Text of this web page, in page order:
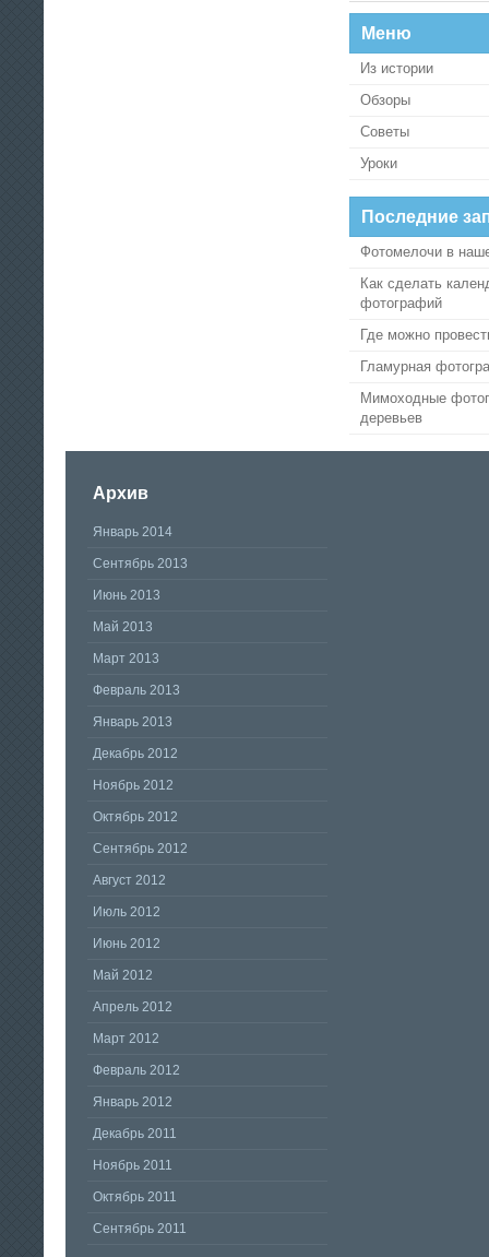
Меню
Из истории
Обзоры
Советы
Уроки
Последние
Фотомелочи в
Как сделать
фотографий
Где можно
Гламурная
Мимоходные
деревьев
Архив
Январь 2014
Сентябрь 2013
Июнь 2013
Май 2013
Март 2013
Февраль 2013
Январь 2013
Декабрь 2012
Ноябрь 2012
Октябрь 2012
Сентябрь 2012
Август 2012
Июль 2012
Июнь 2012
Май 2012
Апрель 2012
Март 2012
Февраль 2012
Январь 2012
Декабрь 2011
Ноябрь 2011
Октябрь 2011
Сентябрь 2011